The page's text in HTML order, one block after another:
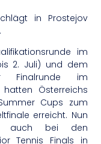
in Prostejov
im
2. Juli) und dem
Finalrunde im
Österreichs
Cups zum
erreicht. Nun
auch bei den
Tennis Finals in